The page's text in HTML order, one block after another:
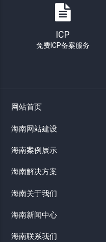
ICP
免费ICP备案服务
网站首页
海南网站建设
海南案例展示
海南解决方案
海南关于我们
海南新闻中心
海南联系我们